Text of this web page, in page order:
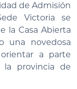
de Admisión
Victoria se
la Casa Abierta
una novedosa
a parte
provincia de